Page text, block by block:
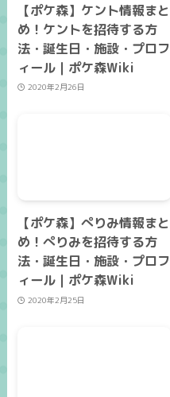
【ポケ森】ケント情報まと
め！ケントを招待する方
法・誕生日・施設・プロフ
ィール｜ポケ森Wiki
2020年2月26日
【ポケ森】ぺりみ情報まと
め！ぺりみを招待する方
法・誕生日・施設・プロフ
ィール｜ポケ森Wiki
2020年2月25日